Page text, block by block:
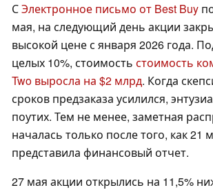
СЭлектронное письмо от Best Buy
мая, на следующий день акции
высокой цене с января 2026 года.
целых 10%, стоимость стоимость
Two выросла на $2 млрд. Когда
сроков предзаказа усилился,
поутих. Тем не менее, заметная
началась только после того, как 21
представила финансовый отчет.
27 мая акции открылись на 11,5%